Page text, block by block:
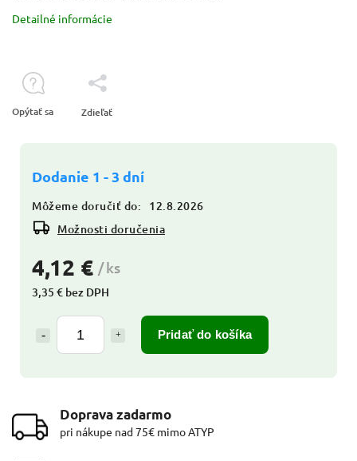
4,12 € / ks
3,35 € bez DPH
Pridať do košíka
Dodanie 1 - 3 dní
Môžeme doručiť do:
12.8.2026
Možnosti doručenia
Detailné informácie
Opýtať sa Zdieľať
Doprava zadarmo
pri nákupe nad 75€ mimo ATYP